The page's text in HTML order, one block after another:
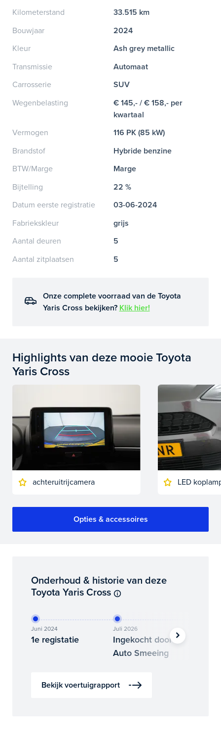
Kilometerstand
33.515 km
Bouwjaar
2024
Kleur
Ash grey metallic
Transmissie
Automaat
Carrosserie
SUV
Wegenbelasting
€ 145,- / € 158,- per
kwartaal
Vermogen
116 PK (85 kW)
Brandstof
Hybride benzine
BTW/Marge
Marge
Bijtelling
22 %
Datum eerste registratie
03-06-2024
Fabriekskleur
grijs
Aantal deuren
5
Aantal zitplaatsen
5
Onze complete voorraad van de Toyota
Yaris Cross bekijken? Klik hier!
Highlights van deze mooie Toyota
Yaris Cross
achteruitrijcamera LED
Opties & accessoires
Onderhoud & historie van deze
Toyota Yaris Cross
Juni 2024
1e registatie
Juli 2026
Ingekocht door
Auto Smeeing
Bekijk voertuigrapport